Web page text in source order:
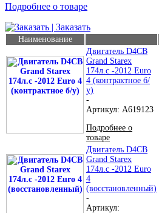
Подробнее о товаре
| Заказать
Наименование
Двигатель D4CB
Grand Starex
174л.с -2012 Euro
4 (контрактное б/
у)
-
Артикул: A619123
Подробнее о
товаре
Двигатель D4CB
Grand Starex
174л.с -2012 Euro
4
(восстановленный)
-
Артикул: